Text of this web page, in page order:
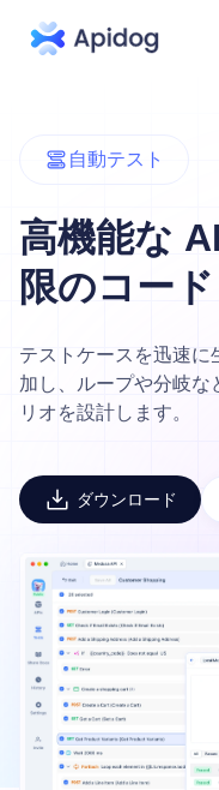
自動テスト
高機能な
限のコード
テストケースを迅速に
加し、ループや分岐な
リオを設計します。
ダウンロード